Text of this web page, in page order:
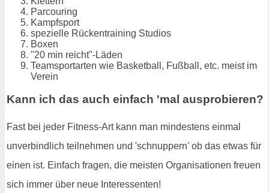
Parcouring
Kampfsport
spezielle Rückentraining Studios
Boxen
"20 min reicht"-Läden
Teamsportarten wie Basketball, Fußball, etc. meist im
Verein
Kann ich das auch einfach 'mal ausprobieren?
Fast bei jeder Fitness-Art kann man mindestens einmal
unverbindlich teilnehmen und 'schnuppern' ob das etwas für
einen ist. Einfach fragen, die meisten Organisationen freuen
sich immer über neue Interessenten!